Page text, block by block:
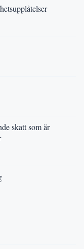
skatt som är